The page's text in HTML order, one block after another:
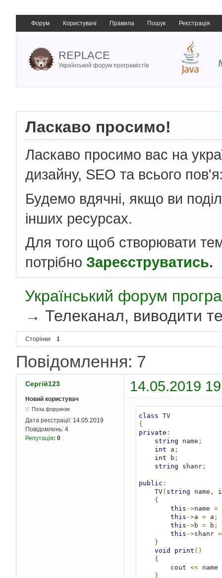
Форум Користувачі Правила Пошук Реєстрація
REPLACE
Український форум програмістів
Ласкаво просимо!
Ласкаво просимо вас на
дизайну, SEO та всього
Будемо вдячні, якщо ви
інших ресурсах.
Для того щоб створювати
потрібно Зареєструватись.
Український форум
→Телеканал, виводити
Сторінки 1
Повідомлення: 7
Сергій123 14.05.2019
Новий користувач
Поза форумом
Дата реєстрації: 14.05.2019
Повідомлень: 4
Репутація: 0
class
{
private :
string name ;
int a ;
int b ;
string shanr;
public :
    TV
( string name ,
{
this ->name =
this ->a = a ;
this ->b = b ;
this ->shanr =
}
void
print ()
{
        cout
<< name
}